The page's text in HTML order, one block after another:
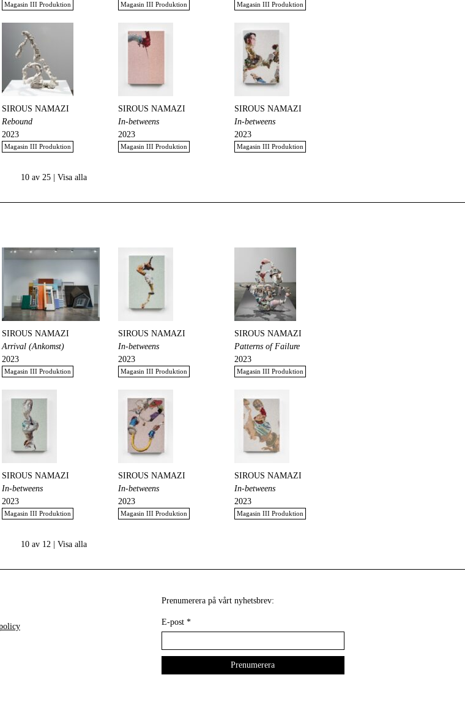
Magasin III Produktion Magasin III Produktion Magasin III Produktion
SIROUS NAMAZI
Rebound
2023
Magasin III Produktion
SIROUS NAMAZI
In-betweens
2023
Magasin III Produktion
SIROUS NAMAZI
In-betweens
2023
Magasin III Produktion
10 av 25 | Visa alla
SIROUS NAMAZI
Arrival (Ankomst)
2023
Magasin III Produktion
SIROUS NAMAZI
In-betweens
2023
Magasin III Produktion
SIROUS NAMAZI
Patterns of Failure
2023
Magasin III Produktion
SIROUS NAMAZI
In-betweens
2023
Magasin III Produktion
SIROUS NAMAZI
In-betweens
2023
Magasin III Produktion
SIROUS NAMAZI
In-betweens
2023
Magasin III Produktion
10 av 12 | Visa alla
Prenumerera på vårt nyhetsbrev:
E-post *